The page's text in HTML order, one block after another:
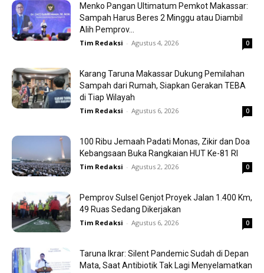
Menko Pangan Ultimatum Pemkot Makassar:
Sampah Harus Beres 2 Minggu atau Diambil
Alih Pemprov...
Tim Redaksi - Agustus 4, 2026 0
Karang Taruna Makassar Dukung Pemilahan
Sampah dari Rumah, Siapkan Gerakan TEBA
di Tiap Wilayah
Tim Redaksi - Agustus 6, 2026 0
100 Ribu Jemaah Padati Monas, Zikir dan Doa
Kebangsaan Buka Rangkaian HUT Ke-81 RI
Tim Redaksi - Agustus 2, 2026 0
Pemprov Sulsel Genjot Proyek Jalan 1.400 Km,
49 Ruas Sedang Dikerjakan
Tim Redaksi - Agustus 6, 2026 0
Taruna Ikrar: Silent Pandemic Sudah di Depan
Mata, Saat Antibiotik Tak Lagi Menyelamatkan